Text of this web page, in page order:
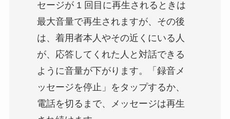
セージが 1 回目に再生されるときは
最大音量で再生されますが、その後
は、着用者本人やその近くにいる人
が、応答してくれた人と対話できる
ように音量が下がります。「録音メ
ッセージを停止」をタップするか、
電話を切るまで、メッセージは再生